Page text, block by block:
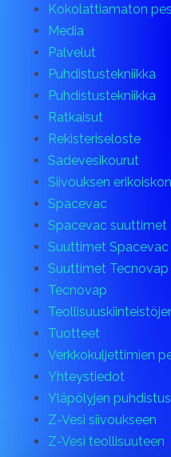
Kokolattiamaton
Media
Palvelut
Puhdistustekniikka
Puhdistustekniikka
Ratkaisut
Rekisteriseloste
Sadevesikourut
Siivouksen
Spacevac
Spacevac suuttimet
Suuttimet Spacevac
Suuttimet Tecnovap
Tecnovap
Tuotteet
Verkkokuljettimien
Yhteystiedot
Yläpölyjen puhdistus
Z-Vesi siivoukseen
Z-Vesi teollisuuteen